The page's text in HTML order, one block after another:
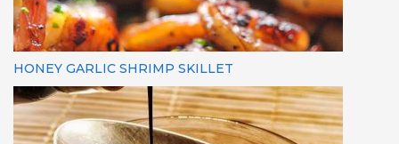
HONEY GARLIC SHRIMP SKILLET